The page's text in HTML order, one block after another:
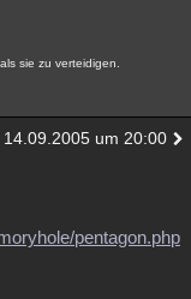
sie zu verteidigen.
14.09.2005 um 20:00
pentagon.php